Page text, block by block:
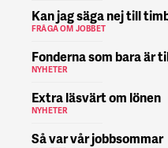
Kan jag säga nej till
FRÅGA OM JOBBET
Fonderna som bara är
NYHETER
Extra läsvärt om lönen
NYHETER
Så var vår jobbsommar